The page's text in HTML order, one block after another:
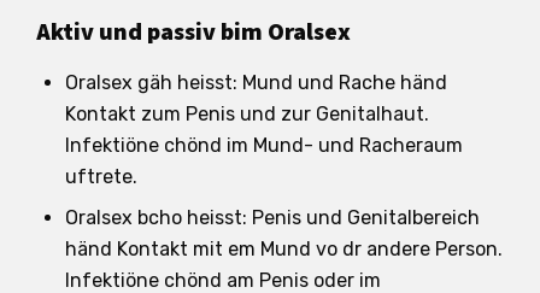
Aktiv und passiv bim Oralsex
Oralsex gäh heisst: Mund und Rache händ
Kontakt zum Penis und zur Genitalhaut.
Infektiöne chönd im Mund- und Racheraum
uftrete.
Oralsex bcho heisst: Penis und Genitalbereich
händ Kontakt mit em Mund vo dr andere Person.
Infektiöne chönd am Penis oder im